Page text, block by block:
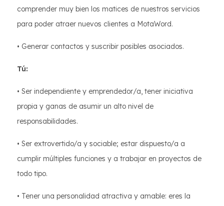
comprender muy bien los matices de nuestros servicios
para poder atraer nuevos clientes a MotaWord.
• Generar contactos y suscribir posibles asociados.
Tú:
• Ser independiente y emprendedor/a, tener iniciativa
propia y ganas de asumir un alto nivel de
responsabilidades.
• Ser extrovertido/a y sociable; estar dispuesto/a a
cumplir múltiples funciones y a trabajar en proyectos de
todo tipo.
• Tener una personalidad atractiva y amable: eres la